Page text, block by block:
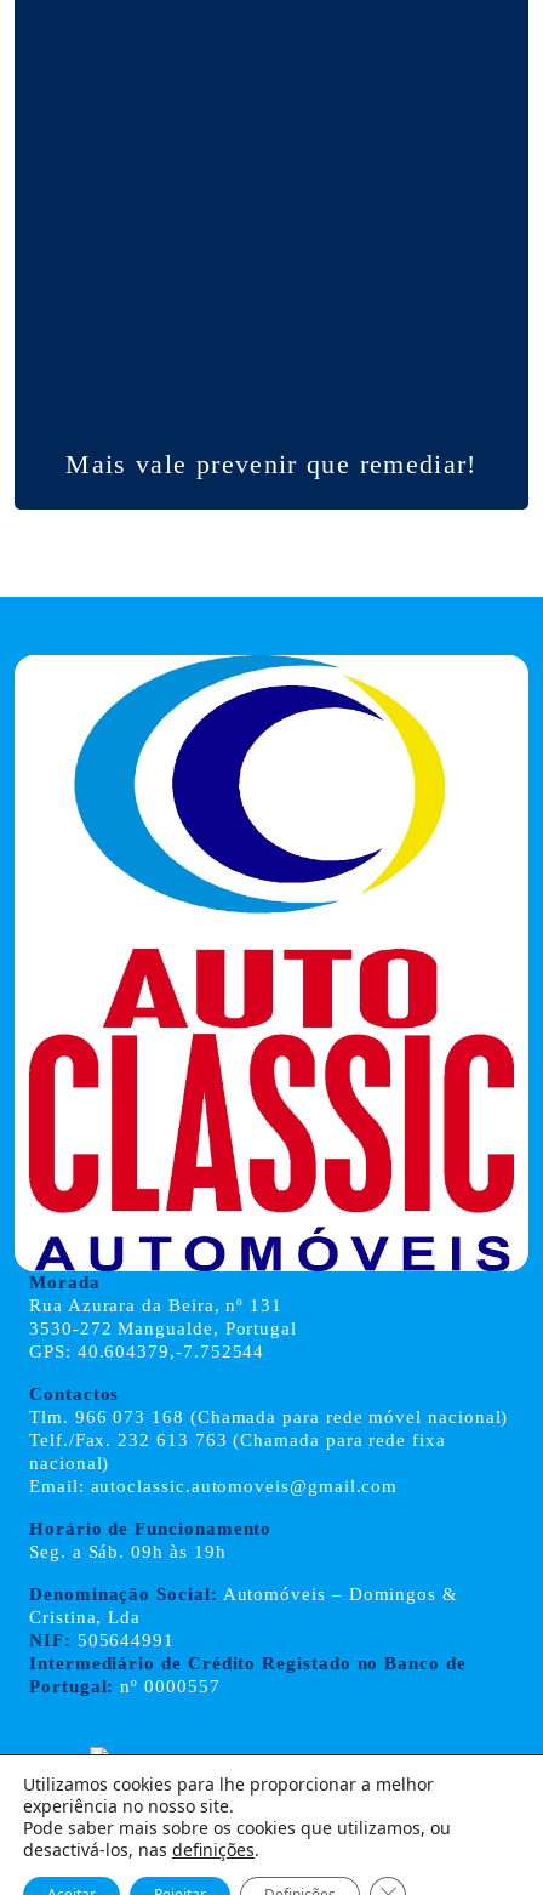
Mais vale prevenir que remediar!
Morada
Rua Azurara da Beira, nº 131
3530-272 Mangualde, Portugal
GPS: 40.604379,-7.752544
Contactos
Tlm. 966 073 168 (Chamada para rede móvel nacional)
Telf./Fax. 232 613 763 (Chamada para rede fixa
nacional)
Email: autoclassic.automoveis@gmail.com
Horário de Funcionamento
Seg. a Sáb. 09h às 19h
Denominação Social: Automóveis – Domingos &
Cristina, Lda
NIF: 505644991
Intermediário de Crédito Registado no Banco de
Portugal: nº 0000557
Termos e Condições
Política de Privacidade e Cookies
Livro de Reclamações
Utilizamos cookies para lhe proporcionar a melhor
experiência no nosso site.
Pode saber mais sobre os cookies que utilizamos, ou
desactivá-los, nas definições.
Close GDPR